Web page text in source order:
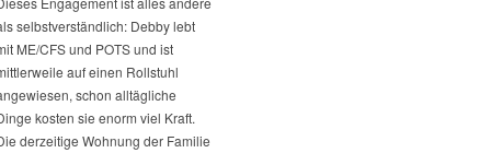
selbstverständlich: Debby lebt
ME/CFS und POTS und ist
auf einen Rollstuhl
schon alltägliche
kosten sie enorm viel Kraft.
derzeitige Wohnung der Familie